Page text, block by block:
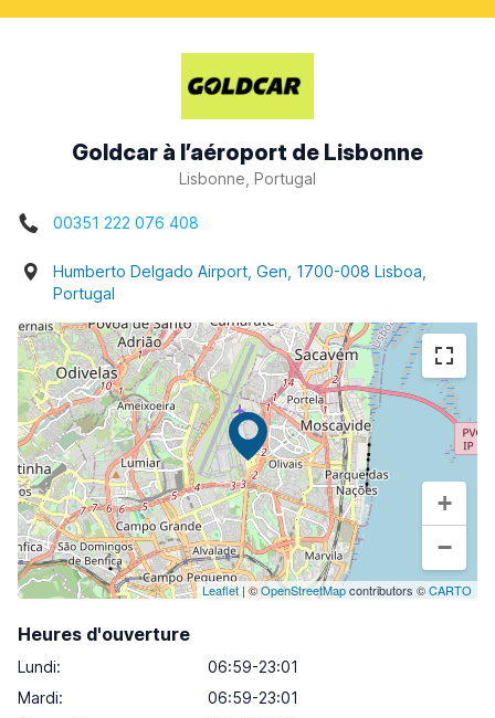
Goldcar à l’aéroport de Lisbonne
Lisbonne, Portugal
00351 222 076 408
Humberto Delgado Airport, Gen, 1700-008 Lisboa,
Portugal
+
−
Leaflet| ©OpenStreetMapcontributors ©CARTO
Heures d'ouverture
Lundi:
06:59-23:01
Mardi:
06:59-23:01